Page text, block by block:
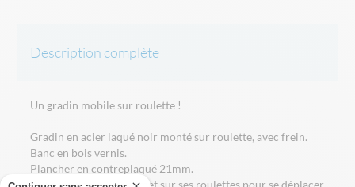
Description complète
Un gradin mobile sur roulette !
Gradin en acier laqué noir monté sur roulette, avec frein.
Banc en bois vernis.
Plancher en contreplaqué 21mm.